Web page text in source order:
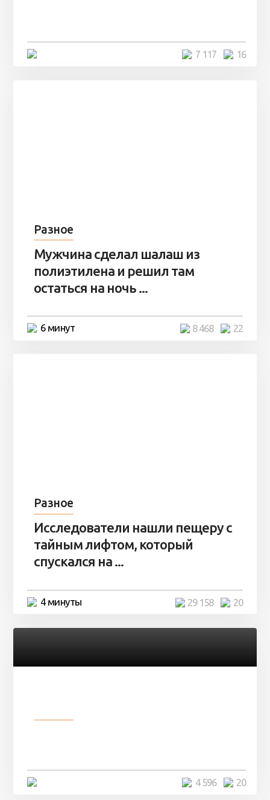
16
7 117
Разное
Мужчина сделал шалаш из
полиэтилена и решил там
остаться на ночь ...
6 минут 22
8 468
Разное
Исследователи нашли пещеру с
тайным лифтом, который
спускался на ...
4 минуты 20
29 158
20
4 596